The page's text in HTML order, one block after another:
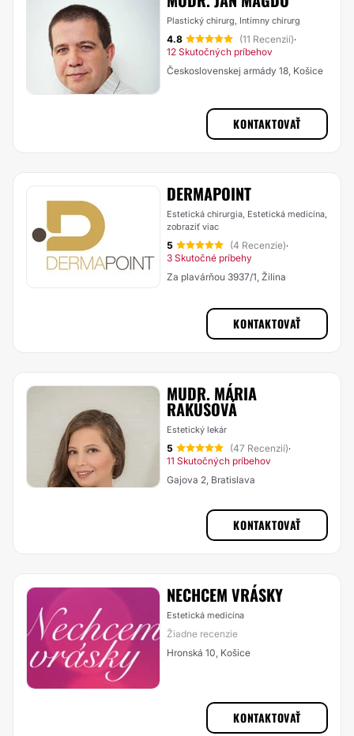
Plastický chirurg, Intímny chirurg
4.8 (11 Recenzií)·
12 Skutočných príbehov
Československej armády 18, Košice
KONTAKTOVAŤ
DERMAPOINT
Estetická chirurgia, Estetická medicína,
zobraziť viac
5 (4 Recenzie)·
3 Skutočné príbehy
Za plavárňou 3937/1, Žilina
KONTAKTOVAŤ
MUDR. MÁRIA
RAKÚSOVÁ
Estetický lekár
5 (47 Recenzií)·
11 Skutočných príbehov
Gajova 2, Bratislava
KONTAKTOVAŤ
NECHCEM VRÁSKY
Estetická medicína
Žiadne recenzie
Hronská 10, Košice
KONTAKTOVAŤ